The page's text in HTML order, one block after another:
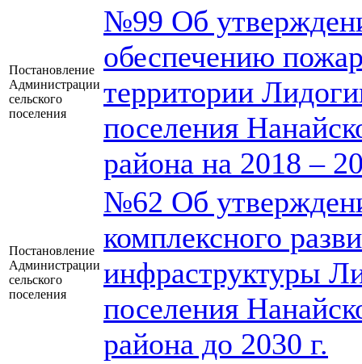
Постановление
Администрации
сельского
поселения
№99 Об
обеспечению
территории
поселения
района на 2018 –
Постановление
Администрации
сельского
поселения
№62 Об
комплексного
инфраструктуры
поселения
района до 2030 г.